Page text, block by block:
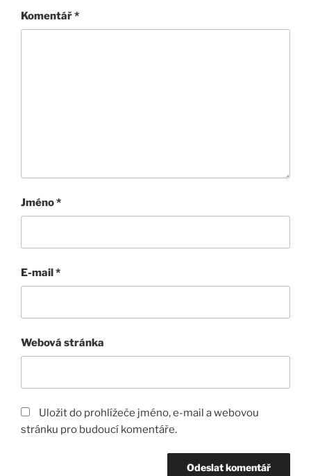
Komentář*
Jméno*
E-mail*
Webová stránka
Uložit do prohlížeče jméno, e-mail a webovou
stránku pro budoucí komentáře.